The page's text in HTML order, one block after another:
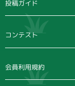
投稿ガイド
コンテスト
会員利用規約